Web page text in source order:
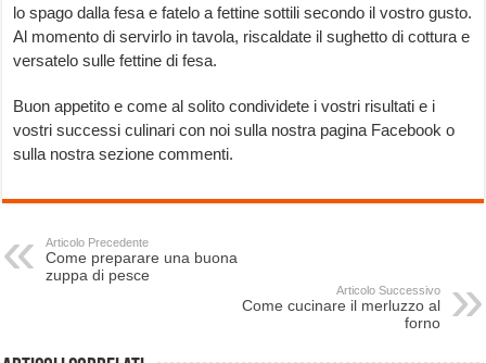
lo spago dalla fesa e fatelo a fettine sottili secondo il vostro gusto.
Al momento di servirlo in tavola, riscaldate il sughetto di cottura e
versatelo sulle fettine di fesa.
Buon appetito e come al solito condividete i vostri risultati e i
vostri successi culinari con noi sulla nostra pagina Facebook o
sulla nostra sezione commenti.
Articolo Precedente
Come preparare una buona
zuppa di pesce
Articolo Successivo
Come cucinare il merluzzo al
forno